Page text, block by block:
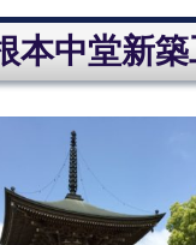
本中堂新